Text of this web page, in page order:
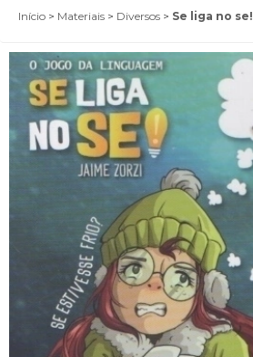
Início > Materiais > Diversos > Se liga no se!